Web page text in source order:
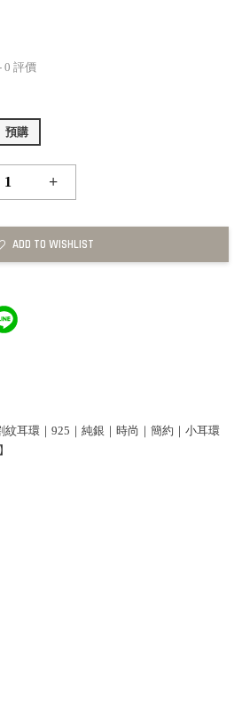
0 評價
預購
+
ADD TO WISHLIST
紋耳環｜925｜純銀｜時尚｜簡約｜小耳環